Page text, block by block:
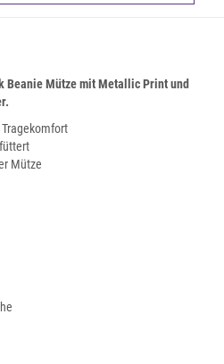
Beanie Mütze mit Metallic Print und
Mütze